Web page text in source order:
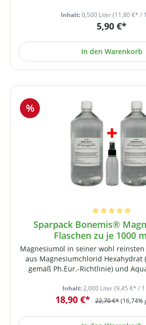
Wasser). Maximal gesättigt (ca.
Magnesiumöl enthält ca. 3,6 Gramm
seiner öligen Konsistenz als Öl
jedoch kein Öl im eigentlichen
Inhalt:0,500 Liter(11,80 €* /
5,90 €*
In den Warenkorb
%
Durchschnittliche Bewertung von 5
Sparpack Bonemis®
Flaschen zu je 1000
Magnesiumöl in seiner wohl
aus Magnesiumchlorid Hexahydrat
gemäß Ph.Eur.-Richtlinie) und
Wasser). Maximal gesättigt (ca.
Magnesiumöl enthält ca. 3,6 Gramm
seiner öligen Konsistenz als Öl
Inhalt:2,000 Liter(9,45 €* /
18,90 €* 22,70 €*(16,74%